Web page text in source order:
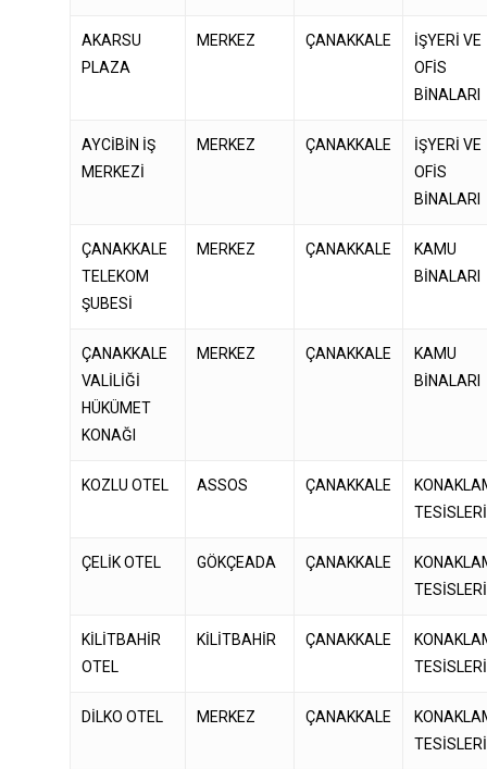
AKARSU
PLAZA
MERKEZ ÇANAKKALE
İŞYERİ VE
OFİS
BİNALARI
AYCİBİN İŞ
MERKEZİ
MERKEZ ÇANAKKALE
İŞYERİ VE
OFİS
BİNALARI
ÇANAKKALE
TELEKOM
ŞUBESİ
MERKEZ ÇANAKKALE
KAMU
BİNALARI
ÇANAKKALE
VALİLİĞİ
HÜKÜMET
KONAĞI
MERKEZ ÇANAKKALE
KAMU
BİNALARI
KOZLU OTEL ASSOS ÇANAKKALE
TESİSLERİ
ÇELİK OTEL GÖKÇEADA ÇANAKKALE
TESİSLERİ
KİLİTBAHİR
OTEL
KİLİTBAHİR ÇANAKKALE
TESİSLERİ
DİLKO OTEL MERKEZ ÇANAKKALE
TESİSLERİ